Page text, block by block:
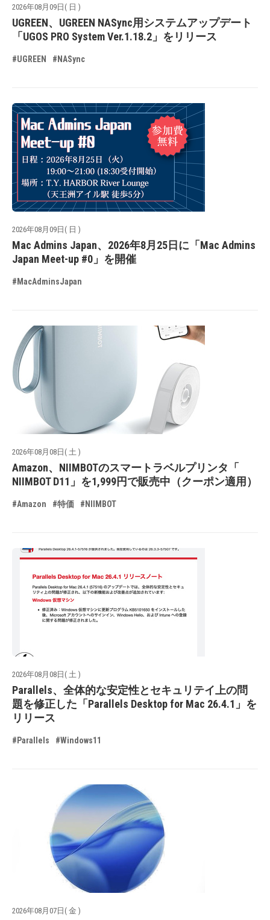
2026年08月09日( 日 )
UGREEN、UGREEN NASync用システムアップデート
「UGOS PRO System Ver.1.18.2」をリリース
#UGREEN #NASync
2026年08月09日( 日 )
Mac Admins Japan、2026年8月25日に「Mac Admins
Japan Meet-up #0」を開催
#MacAdminsJapan
2026年08月08日( 土 )
Amazon、NIIMBOTのスマートラベルプリンタ「
NIIMBOT D11」を1,999円で販売中（クーポン適用）
#Amazon #特価 #NIIMBOT
2026年08月08日( 土 )
Parallels、全体的な安定性とセキュリテイ上の問
題を修正した「Parallels Desktop for Mac 26.4.1」を
リリース
#Parallels #Windows11
2026年08月07日( 金 )